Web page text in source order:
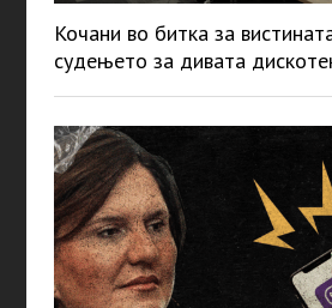
Кочани во битка за
судењето за дивата